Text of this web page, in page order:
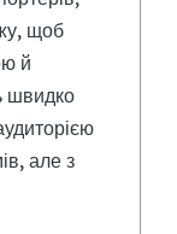
щоб
й
швидко
але з